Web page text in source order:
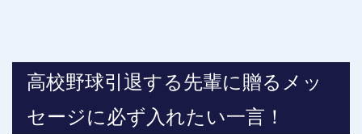
高校野球引退する先輩に贈るメッ
セージに必ず入れたい一言！